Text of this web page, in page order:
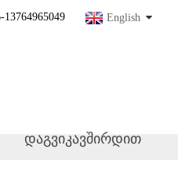
English
13764965049
დაგვიკავშირდით